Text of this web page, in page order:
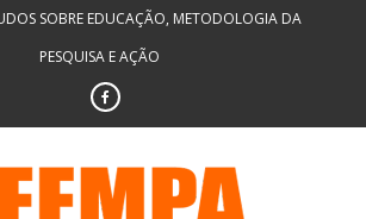
SOBRE EDUCAÇÃO, METODOLOGIA DA
PESQUISA E AÇÃO